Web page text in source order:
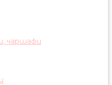
чаршафи